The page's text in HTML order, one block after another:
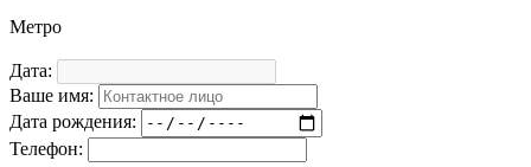
Метро
Дата:
Ваше имя:
Дата рождения:
Телефон: